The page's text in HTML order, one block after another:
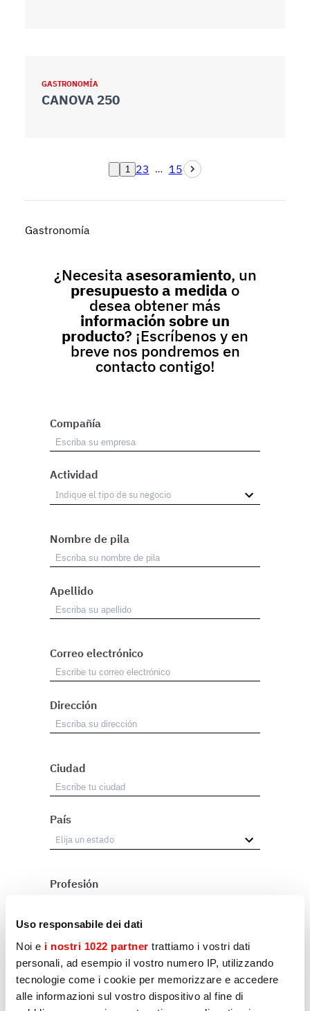
Uso responsabile dei dati
Noi e i nostri 1022 partner trattiamo i vostri dati
personali, ad esempio il vostro numero IP, utilizzando
tecnologie come i cookie per memorizzare e accedere
alle informazioni sul vostro dispositivo al fine di
GASTRONOMÍA
CANOVA 250
1 23 … 15
Gastronomía
¿Necesitaasesoramiento, un
presupuesto a medida o
desea obtener más
información sobre un
producto? ¡Escríbenos y en
breve nos pondremos en
contacto contigo!
Compañía
Actividad
Nombre de pila
Apellido
Correo electrónico
Dirección
Ciudad
País
Profesión
Otros